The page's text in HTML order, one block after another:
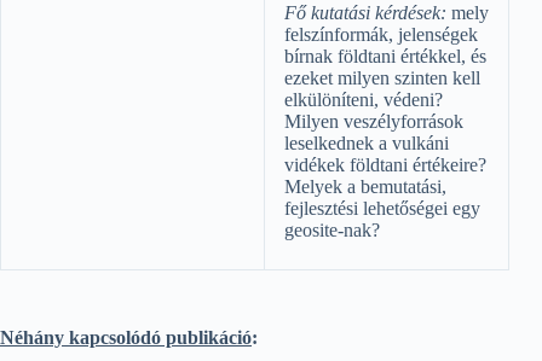
Fő kutatási kérdések: mely
felszínformák, jelenségek
bírnak földtani értékkel, és
ezeket milyen szinten kell
elkülöníteni, védeni?
Milyen veszélyforrások
leselkednek a vulkáni
vidékek földtani értékeire?
Melyek a bemutatási,
fejlesztési lehetőségei egy
geosite-nak?
Néhány kapcsolódó publikáció: